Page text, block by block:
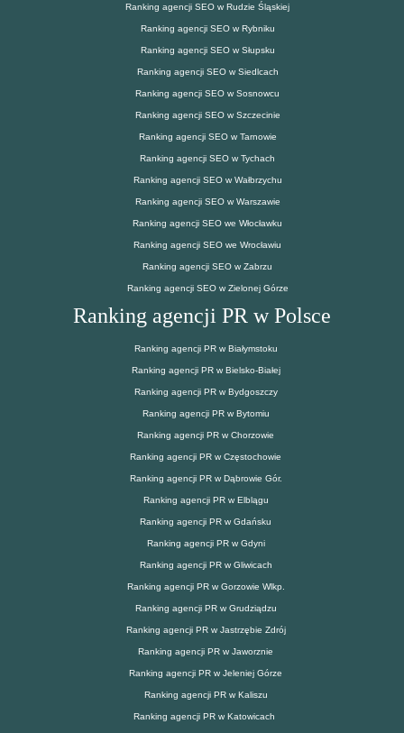
Ranking agencji SEO w Rudzie Śląskiej
Ranking agencji SEO w Rybniku
Ranking agencji SEO w Słupsku
Ranking agencji SEO w Siedlcach
Ranking agencji SEO w Sosnowcu
Ranking agencji SEO w Szczecinie
Ranking agencji SEO w Tarnowie
Ranking agencji SEO w Tychach
Ranking agencji SEO w Wałbrzychu
Ranking agencji SEO w Warszawie
Ranking agencji SEO we Włocławku
Ranking agencji SEO we Wrocławiu
Ranking agencji SEO w Zabrzu
Ranking agencji SEO w Zielonej Górze
Ranking agencji PR w Polsce
Ranking agencji PR w Białymstoku
Ranking agencji PR w Bielsko-Białej
Ranking agencji PR w Bydgoszczy
Ranking agencji PR w Bytomiu
Ranking agencji PR w Chorzowie
Ranking agencji PR w Częstochowie
Ranking agencji PR w Dąbrowie Gór.
Ranking agencji PR w Elblągu
Ranking agencji PR w Gdańsku
Ranking agencji PR w Gdyni
Ranking agencji PR w Gliwicach
Ranking agencji PR w Gorzowie Wlkp.
Ranking agencji PR w Grudziądzu
Ranking agencji PR w Jastrzębie Zdrój
Ranking agencji PR w Jaworznie
Ranking agencji PR w Jeleniej Górze
Ranking agencji PR w Kaliszu
Ranking agencji PR w Katowicach